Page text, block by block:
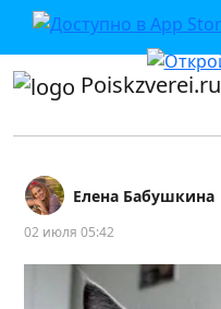
Poiskzverei.ru
Елена Бабушкина
02 июля 05:42